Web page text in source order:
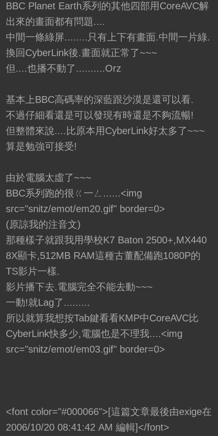
BBC Planet Earth系列的其他四部用CoreAVC解
出來的畫面都有問題....
中間一條綠屏........只有上下有畫面.中間一片綠.
換回CyberLink後.畫面就正常了~~~
但....也播不動了..........Orz
基本上BBC高碼率的深藍跟沙漠是還可以看.
不過仔細看還是可以發現有時還是不夠流暢!
但整體來說....比原本用CyberLink好太多了~~~
算是勉強可接受!
由於電腦太虛了~~~
BBC系列跑的很ㄍ一ㄥ......<img
src="snitz/emot/em20.gif" border=0>
(原諒我的注音文)
那種樣子就跟我用學校K7 Baton 2500+,MX440
8X顯卡,512MB RAM這種古董配備跑1080P的
TS影片一樣.
影片播下去.電腦完全不能去動~~~
一動!就Lag了.........
所以就算我想按Tab鍵看看KMP中CoreAVC比
CyberLink快多少,電腦也是不理我....<img
src="snitz/emot/em03.gif" border=0>
<font color="#000066">[這篇文章最後由exige在
2006/10/20 08:41:42 AM 編輯]</font>